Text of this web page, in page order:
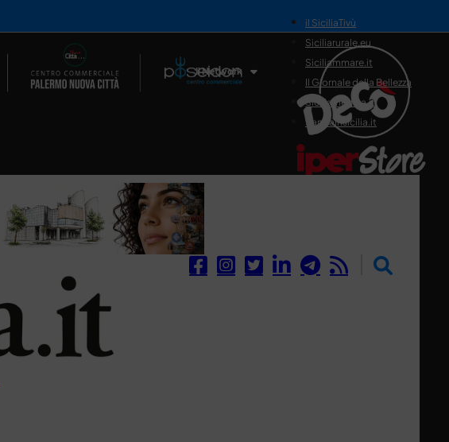
Il Network
il SiciliaTivù
Siciliarurale.eu
Siciliammare.it
Il Giornale della Bellezza
Siciliamedica.it
Sanitainsicilia.it